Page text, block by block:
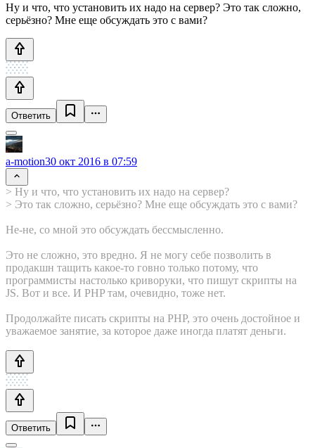
Ну и что, что установить их надо на сервер? Это так сложно,
серьёзно? Мне еще обсуждать это с вами?
Ответить
a-motion30 окт 2016 в 07:59
> Ну и что, что установить их надо на сервер?
> Это так сложно, серьёзно? Мне еще обсуждать это с вами?
Не-не, со мной это обсуждать бессмысленно.
Это не сложно, это вредно. Я не могу себе позволить в
продакшн тащить какое-то говно только потому, что
программисты настолько криворуки, что пишут скрипты на
JS. Вот и все. И PHP там, очевидно, тоже нет.
Продолжайте писать скрипты на PHP, это очень достойное и
уважаемое занятие, за которое даже иногда платят деньги.
Ответить